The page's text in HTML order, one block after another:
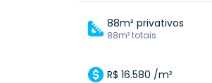
88m² privativos
88m² totais
R$ 16.580 /m²